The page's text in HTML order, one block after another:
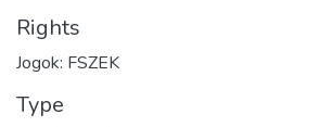
Rights
Jogok: FSZEK
Type